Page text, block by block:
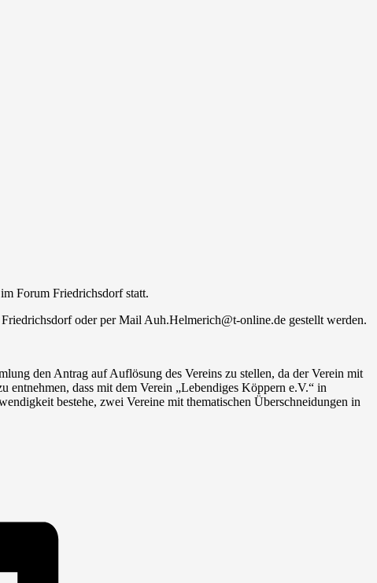
Forum Friedrichsdorf statt.
oder per Mail Auh.Helmerich@t-online.de gestellt werden.
den Antrag auf Auflösung des Vereins zu stellen, da der Verein mit
dass mit dem Verein „Lebendiges Köppern e.V.“ in
bestehe, zwei Vereine mit thematischen Überschneidungen in